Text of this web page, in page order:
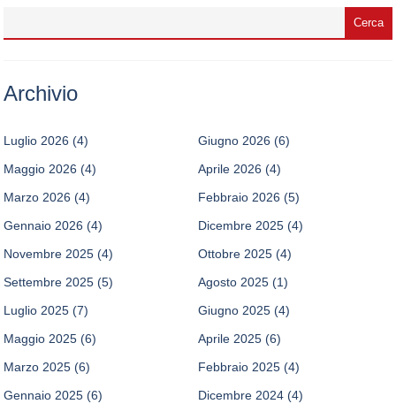
Archivio
Luglio 2026 (4) Giugno 2026 (6)
Maggio 2026 (4) Aprile 2026 (4)
Marzo 2026 (4) Febbraio 2026 (5)
Gennaio 2026 (4) Dicembre 2025 (4)
Novembre 2025 (4) Ottobre 2025 (4)
Settembre 2025 (5) Agosto 2025 (1)
Luglio 2025 (7) Giugno 2025 (4)
Maggio 2025 (6) Aprile 2025 (6)
Marzo 2025 (6) Febbraio 2025 (4)
Gennaio 2025 (6) Dicembre 2024 (4)